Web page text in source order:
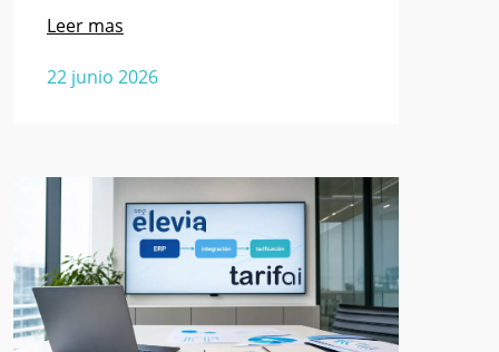
22 junio 2026
Leer mas